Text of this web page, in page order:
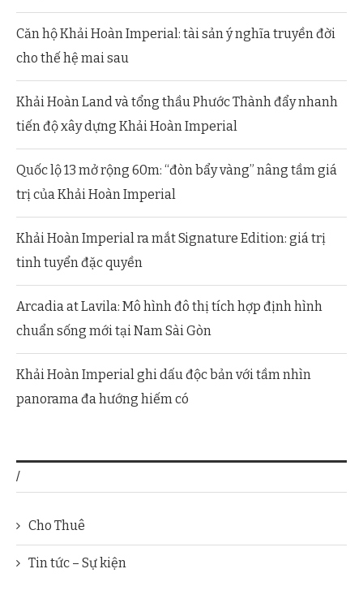
Căn hộ Khải Hoàn Imperial: tài sản ý nghĩa truyền đời
cho thế hệ mai sau
Khải Hoàn Land và tổng thầu Phước Thành đẩy nhanh
tiến độ xây dựng Khải Hoàn Imperial
Quốc lộ 13 mở rộng 60m: “đòn bẩy vàng” nâng tầm giá
trị của Khải Hoàn Imperial
Khải Hoàn Imperial ra mắt Signature Edition: giá trị
tinh tuyển đặc quyền
Arcadia at Lavila: Mô hình đô thị tích hợp định hình
chuẩn sống mới tại Nam Sài Gòn
Khải Hoàn Imperial ghi dấu độc bản với tầm nhìn
panorama đa hướng hiếm có
/
Cho Thuê
Tin tức – Sự kiện